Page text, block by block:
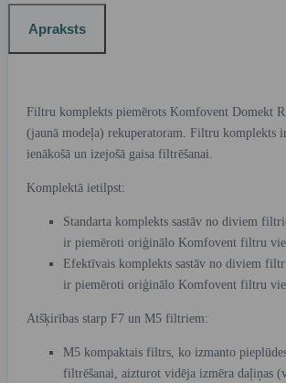
Apraksts
Filtru komplekts piemērots Komfovent Domekt
(jaunā modeļa) rekuperatoram. Filtru komplekts
ienākošā un izejošā gaisa filtrēšanai.
Komplektā ietilpst:
Standarta komplekts sastāv no diviem
ir piemēroti oriģinālo Komfovent filtru
Efektīvais komplekts sastāv no diviem
ir piemēroti oriģinālo Komfovent filtru
Atšķirības starp F7 un M5 filtriem:
M5 kompaktais filtrs, ko izmanto pieplūdes
filtrēšanai, aizturot vidēja izmēra daļiņas